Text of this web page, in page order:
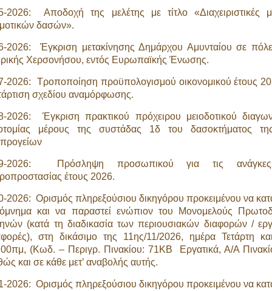
2026: Αποδοχή της μελέτης με τίτλο «Διαχειριστικές
δασών».
2026: Έγκριση μετακίνησης Δημάρχου Αμυνταίου σε
Χερσονήσου, εντός Ευρωπαϊκής Ένωσης.
2026: Τροποποίηση προϋπολογισμού οικονομικού έτους
σχεδίου αναμόρφωσης.
2026: Έγκριση πρακτικού πρόχειρου μειοδοτικού
μέρους της συστάδας 1δ του δασοκτήματος
2026: Πρόσληψη προσωπικού για τις
έτους 2026.
2026: Ορισμός πληρεξούσιου δικηγόρου προκειμένου να
και να παραστεί ενώπιον του Μονομελούς
(κατά τη διαδικασία των περιουσιακών διαφορών /
στη δικάσιμο της 11ης/11/2026, ημέρα Τετάρτη
(Κωδ. – Περιγρ. Πινακίου: 71ΚΒ Εργατικά, Α/Α
και σε κάθε μετ’ αναβολής αυτής.
2026: Ορισμός πληρεξούσιου δικηγόρου προκειμένου να